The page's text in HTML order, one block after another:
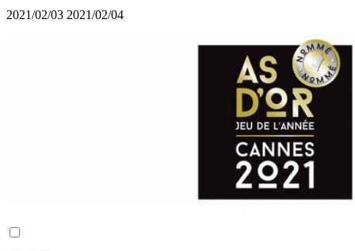
2021/02/03 2021/02/04